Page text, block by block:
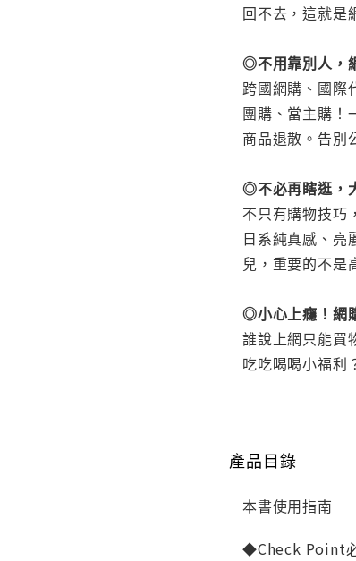
回不去，這就是
◎不用靠別人，
跨國網購、國
團購、當主購！
商品退散。告別
◎不必再瞎逛，
不只有購物技巧
日系純真感、亮
兒，重要的不是
◎小心上癮！網
誰說上網只能買
吃吃喝喝小福利
產品目錄
本書使用指南
◆Check Point